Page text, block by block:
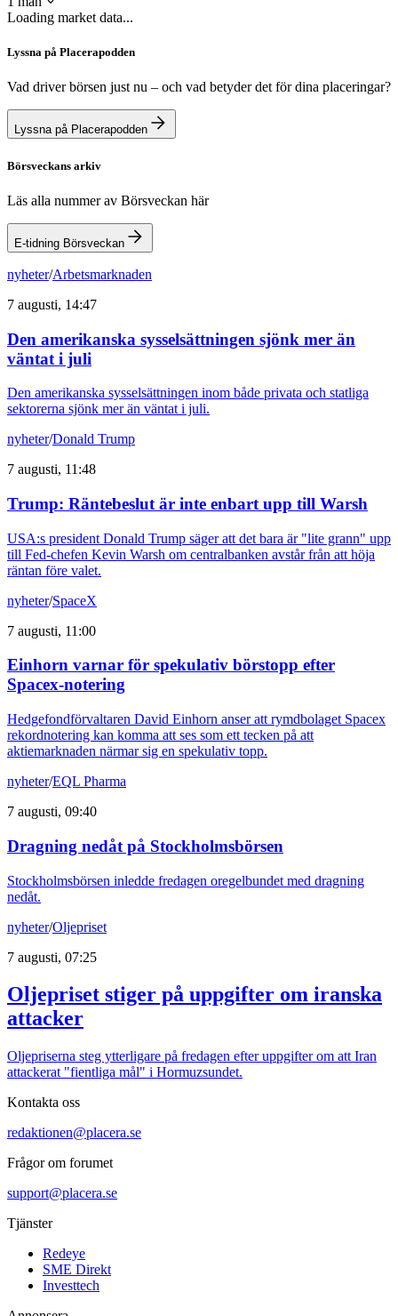
Loading market data...
Lyssna på Placerapodden
Vad driver börsen just nu – och vad betyder det för dina placeringar?
Lyssna på Placerapodden
Börsveckans arkiv
Läs alla nummer av Börsveckan här
E-tidning Börsveckan
nyheter/Arbetsmarknaden
7 augusti, 14:47
Den amerikanska sysselsättningen sjönk mer än
väntat i juli
Den amerikanska sysselsättningen inom både privata och statliga
sektorerna sjönk mer än väntat i juli.
nyheter/Donald Trump
7 augusti, 11:48
Trump: Räntebeslut är inte enbart upp till Warsh
USA:s president Donald Trump säger att det bara är "lite grann" upp
till Fed-chefen Kevin Warsh om centralbanken avstår från att höja
räntan före valet.
nyheter/SpaceX
7 augusti, 11:00
Einhorn varnar för spekulativ börstopp efter
Spacex-notering
Hedgefondförvaltaren David Einhorn anser att rymdbolaget Spacex
rekordnotering kan komma att ses som ett tecken på att
aktiemarknaden närmar sig en spekulativ topp.
nyheter/EQL Pharma
7 augusti, 09:40
Dragning nedåt på Stockholmsbörsen
Stockholmsbörsen inledde fredagen oregelbundet med dragning
nedåt.
nyheter/Oljepriset
7 augusti, 07:25
Oljepriset stiger på uppgifter om iranska
attacker
Oljepriserna steg ytterligare på fredagen efter uppgifter om att Iran
attackerat "fientliga mål" i Hormuzsundet.
Kontakta oss
redaktionen@placera.se
Frågor om forumet
support@placera.se
Tjänster
Redeye
SME Direkt
Investtech